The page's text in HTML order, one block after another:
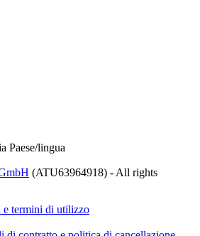
Paese/lingua
(ATU63964918) - All rights
termini di utilizzo